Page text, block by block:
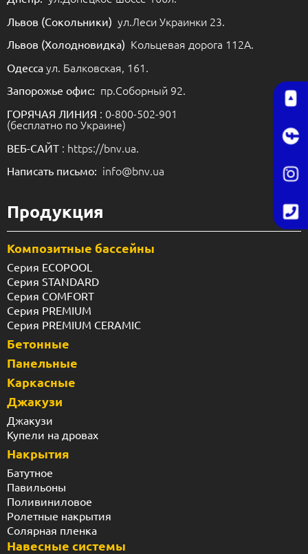
Львов (Сокольники) ул.Леси Украинки 23.
Львов (Холодновидка) Кольцевая дорога 112А.
Одесса ул. Балковская, 161.
Запорожье офис: пр.Соборный 92.
ГОРЯЧАЯ ЛИНИЯ : 0-800-502-901
(бесплатно по Украине)
ВЕБ-САЙТ : https://bnv.ua.
Написать письмо: info@bnv.ua
Продукция
Композитные бассейны
Серия ECOPOOL
Серия STANDARD
Серия COMFORT
Серия PREMIUM
Серия PREMIUM CERAMIC
Бетонные
Панельные
Каркасные
Джакузи
Джакузи
Купели на дровах
Накрытия
Батутное
Павильоны
Поливиниловое
Ролетные накрытия
Солярная пленка
Навесные системы